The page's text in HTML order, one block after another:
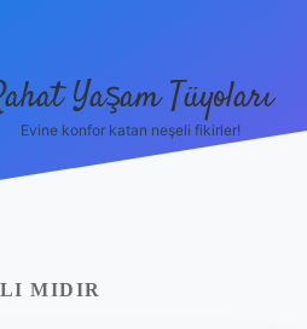
Yaşam Tüyoları
Evine konfor katan neşeli fikirler!
MIDIR